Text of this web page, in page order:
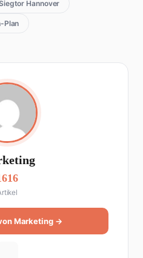
Hannover
Plan
Marketing →